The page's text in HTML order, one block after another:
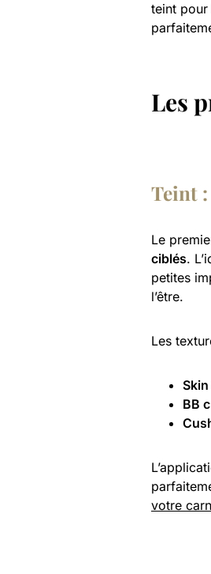
teint pour
Les
Teint
Le
ciblés.
petites
l’être.
Les
BB
votre